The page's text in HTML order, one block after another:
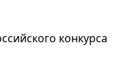
конкурса